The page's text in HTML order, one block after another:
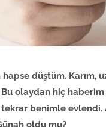
düştüm. Karım,
olaydan hiç haberim
tekrar benimle
oldu mu?